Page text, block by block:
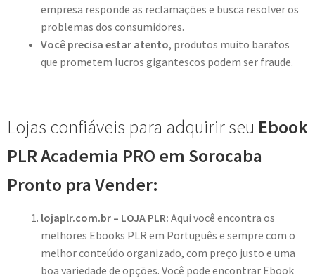
empresa responde as reclamações e busca resolver os
problemas dos consumidores.
Você precisa estar atento, produtos muito baratos
que prometem lucros gigantescos podem ser fraude.
Lojas confiáveis para adquirir seu Ebook
PLR Academia PRO em Sorocaba
Pronto pra Vender:
lojaplr.com.br – LOJA PLR: Aqui você encontra os
melhores Ebooks PLR em Português e sempre com o
melhor conteúdo organizado, com preço justo e uma
boa variedade de opções. Você pode encontrar Ebook